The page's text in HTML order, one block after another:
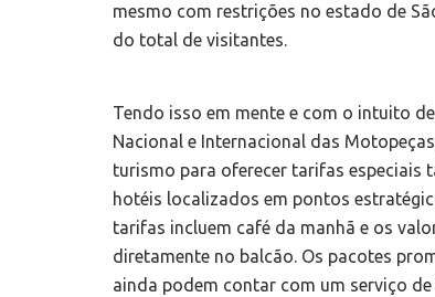
mesmo com restrições no estado de
do total de visitantes.
Tendo isso em mente e com o intuito
Nacional e Internacional das
turismo para oferecer tarifas especiais
hotéis localizados em pontos
tarifas incluem café da manhã e os
diretamente no balcão. Os pacotes
ainda podem contar com um serviço